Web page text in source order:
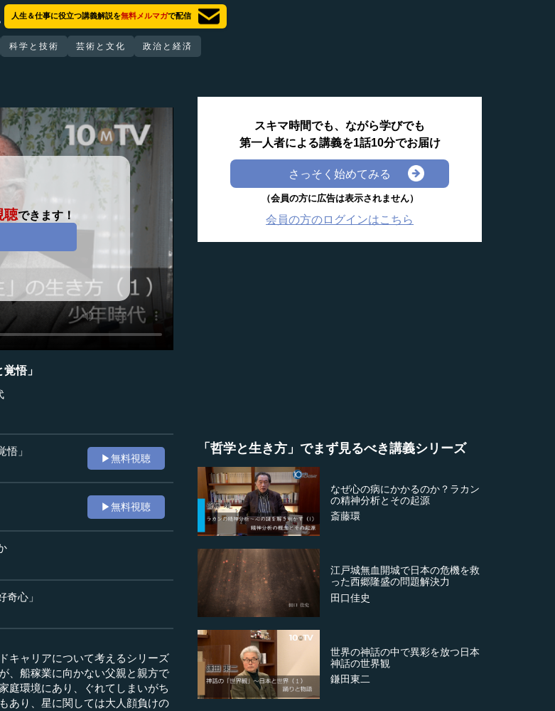
人生＆仕事に役立つ講義解説を無料メルマガで配信
科学と技術 芸術と文化 政治と経済
聴できます！
悟」
」
▶無料視聴
▶無料視聴
心」
キャリアについて考えるシリーズ
、船稼業に向かない父親と親方で
庭環境にあり、ぐれてしまいがち
あり、星に関しては大人顔負けの
スキマ時間でも、ながら学びでも
第一人者による講義を1話10分でお届け
さっそく始めてみる
（会員の方に広告は表示されません）
会員の方のログインはこちら
「哲学と生き方」でまず見るべき講義シリーズ
なぜ心の病にかかるのか？ラカン
の精神分析とその起源
斎藤環
江戸城無血開城で日本の危機を救
った西郷隆盛の問題解決力
田口佳史
世界の神話の中で異彩を放つ日本
神話の世界観
鎌田東二